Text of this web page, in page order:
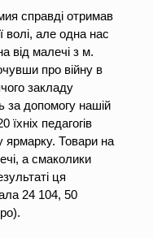
справді отримав
волі, але одна нас
від малечі з м.
про війну в
закладу
за допомогу нашій
їхніх педагогів
ярмарку. Товари на
а смаколики
ця
24 104, 50